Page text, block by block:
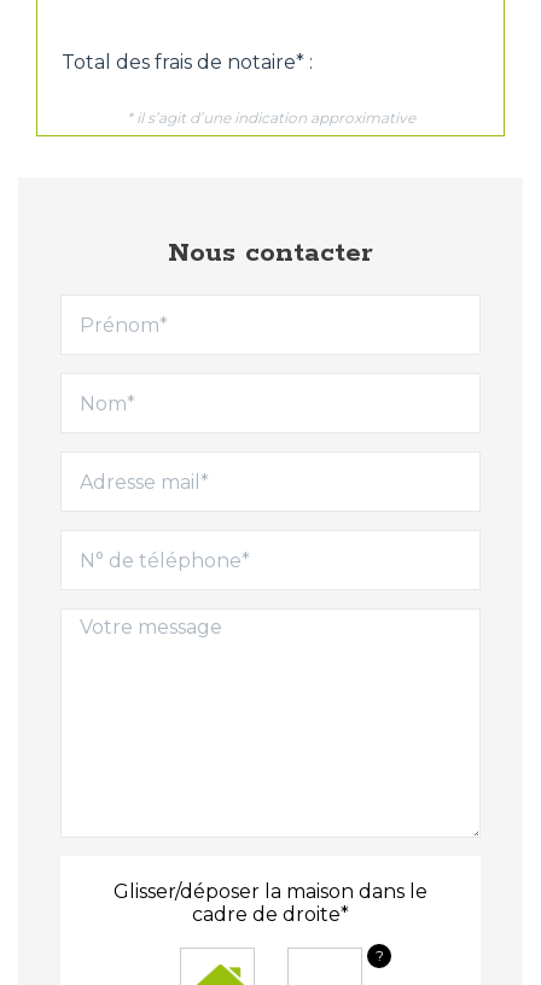
Nous contacter
Glisser/déposer la maison dans le
cadre de droite*
?